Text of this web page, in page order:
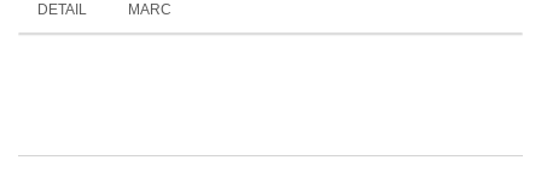
DETAIL MARC